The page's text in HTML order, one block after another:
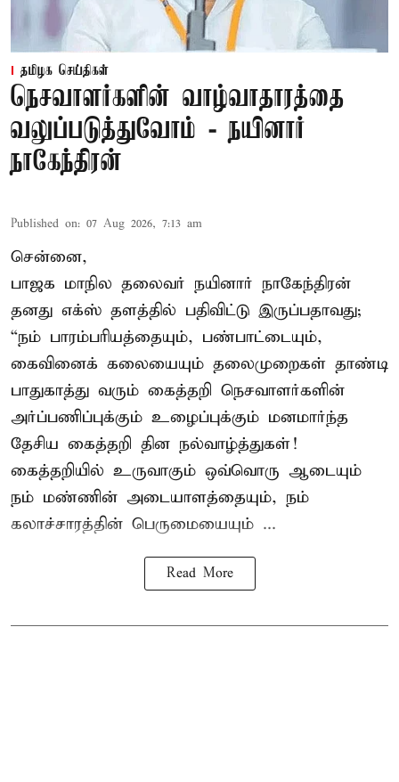
தமிழக செய்திகள்
நெசவாளர்களின் வாழ்வாதாரத்தை
வலுப்படுத்துவோம் - நயினார்
நாகேந்திரன்
Published on: 07 Aug 2026, 7:13 am
சென்னை,
பாஜக மாநில தலைவர் நயினார் நாகேந்திரன்
தனது எக்ஸ் தளத்தில் பதிவிட்டு இருப்பதாவது;
“நம் பாரம்பரியத்தையும், பண்பாட்டையும்,
கைவினைக் கலையையும் தலைமுறைகள் தாண்டி
பாதுகாத்து வரும் கைத்தறி நெசவாளர்களின்
அர்ப்பணிப்புக்கும் உழைப்புக்கும் மனமார்ந்த
தேசிய கைத்தறி தின நல்வாழ்த்துகள்!
கைத்தறியில் உருவாகும் ஒவ்வொரு ஆடையும்
நம் மண்ணின் அடையாளத்தையும், நம்
கலாச்சாரத்தின் பெருமையையும் ...
Read More